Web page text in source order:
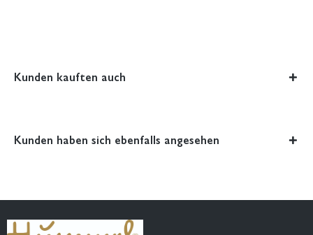
Kunden kauften auch
Kunden haben sich ebenfalls angesehen